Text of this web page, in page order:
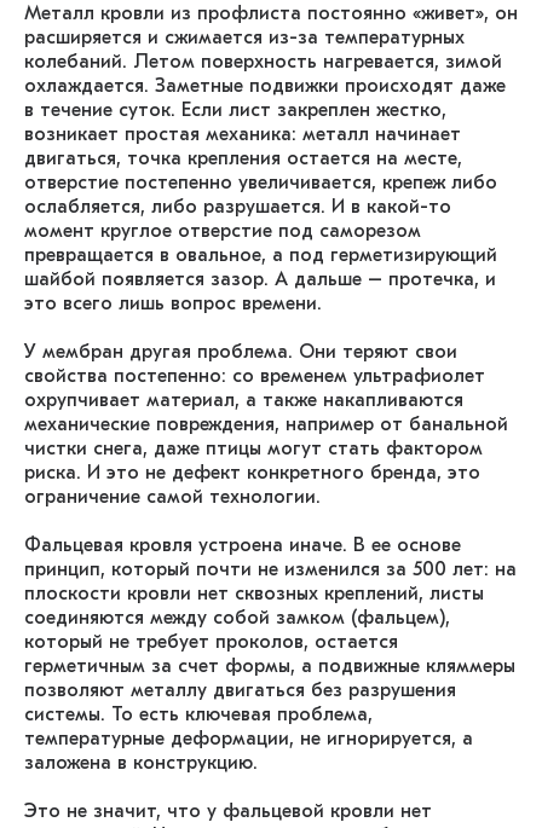
Металл кровли из профлиста постоянно «живет», он
расширяется и сжимается из-за температурных
колебаний. Летом поверхность нагревается, зимой
охлаждается. Заметные подвижки происходят даже
в течение суток. Если лист закреплен жестко,
возникает простая механика: металл начинает
двигаться, точка крепления остается на месте,
отверстие постепенно увеличивается, крепеж либо
ослабляется, либо разрушается. И в какой-то
момент круглое отверстие под саморезом
превращается в овальное, а под герметизирующий
шайбой появляется зазор. А дальше – протечка, и
это всего лишь вопрос времени.
У мембран другая проблема. Они теряют свои
свойства постепенно: со временем ультрафиолет
охрупчивает материал, а также накапливаются
механические повреждения, например от банальной
чистки снега, даже птицы могут стать фактором
риска. И это не дефект конкретного бренда, это
ограничение самой технологии.
Фальцевая кровля устроена иначе. В ее основе
принцип, который почти не изменился за 500 лет: на
плоскости кровли нет сквозных креплений, листы
соединяются между собой замком (фальцем),
который не требует проколов, остается
герметичным за счет формы, а подвижные кляммеры
позволяют металлу двигаться без разрушения
системы. То есть ключевая проблема,
температурные деформации, не игнорируется, а
заложена в конструкцию.
Это не значит, что у фальцевой кровли нет